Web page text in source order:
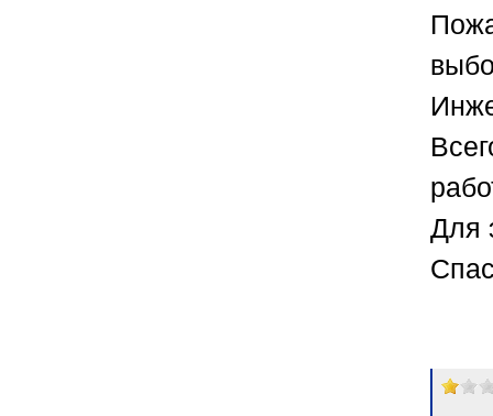
Для